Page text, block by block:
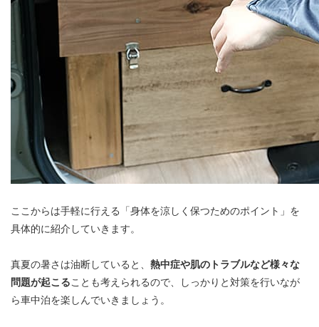
ここからは手軽に行える「身体を涼しく保つためのポイント」を
具体的に紹介していきます。
真夏の暑さは油断していると、 熱中症や肌のトラブルなど様々な
問題が起こることも考えられるので、しっかりと対策を行いなが
ら車中泊を楽しんでいきましょう。